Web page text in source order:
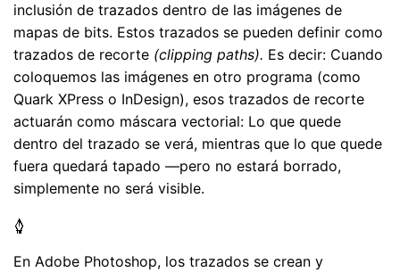
inclusión de trazados dentro de las imágenes de
mapas de bits. Estos trazados se pueden definir como
trazados de recorte (clipping paths). Es decir: Cuando
coloquemos las imágenes en otro programa (como
Quark XPress o InDesign), esos trazados de recorte
actuarán como máscara vectorial: Lo que quede
dentro del trazado se verá, mientras que lo que quede
fuera quedará tapado —pero no estará borrado,
simplemente no será visible.
En Adobe Photoshop, los trazados se crean y